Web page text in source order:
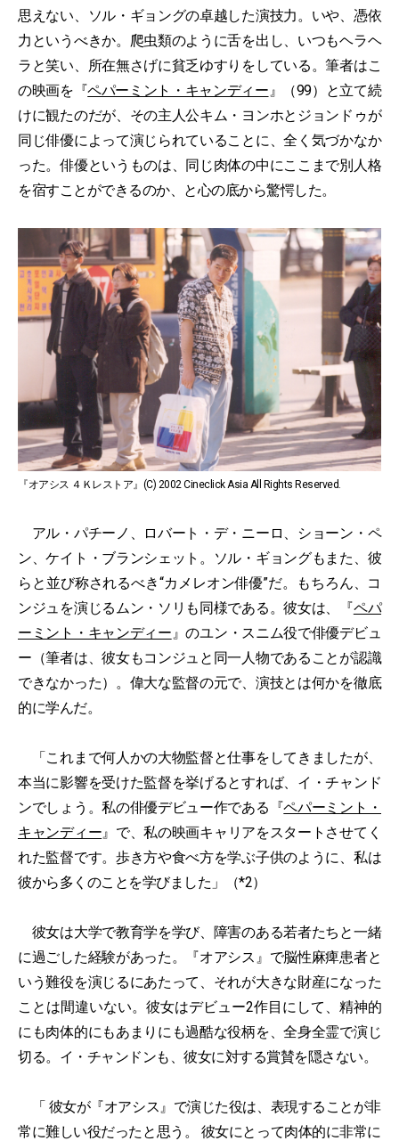
思えない、ソル・ギョングの卓越した演技力。いや、憑依
力というべきか。爬虫類のように舌を出し、いつもヘラヘ
ラと笑い、所在無さげに貧乏ゆすりをしている。筆者はこ
の映画を『ペパーミント・キャンディー』（99）と立て続
けに観たのだが、その主人公キム・ヨンホとジョンドゥが
同じ俳優によって演じられていることに、全く気づかなか
った。俳優というものは、同じ肉体の中にここまで別人格
を宿すことができるのか、と心の底から驚愕した。
『オアシス ４Ｋレストア』(C) 2002 Cineclick Asia All Rights Reserved.
アル・パチーノ、ロバート・デ・ニーロ、ショーン・ペ
ン、ケイト・ブランシェット。ソル・ギョングもまた、彼
らと並び称されるべき“カメレオン俳優”だ。もちろん、コ
ンジュを演じるムン・ソリも同様である。彼女は、『ペパ
ーミント・キャンディー』のユン・スニム役で俳優デビュ
ー（筆者は、彼女もコンジュと同一人物であることが認識
できなかった）。偉大な監督の元で、演技とは何かを徹底
的に学んだ。
「これまで何人かの大物監督と仕事をしてきましたが、
本当に影響を受けた監督を挙げるとすれば、イ・チャンド
ンでしょう。私の俳優デビュー作である『ペパーミント・
キャンディー』で、私の映画キャリアをスタートさせてく
れた監督です。歩き方や食べ方を学ぶ子供のように、私は
彼から多くのことを学びました」（*2）
彼女は大学で教育学を学び、障害のある若者たちと一緒
に過ごした経験があった。『オアシス』で脳性麻痺患者と
いう難役を演じるにあたって、それが大きな財産になった
ことは間違いない。彼女はデビュー2作目にして、精神的
にも肉体的にもあまりにも過酷な役柄を、全身全霊で演じ
切る。イ・チャンドンも、彼女に対する賞賛を隠さない。
「 彼女が『オアシス』で演じた役は、表現することが非
常に難しい役だったと思う。 彼女にとって肉体的に非常に